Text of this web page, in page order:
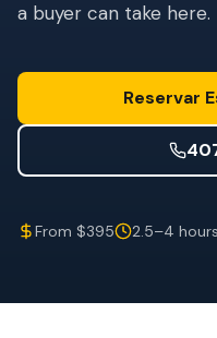
SERVICIOS
Mantenimiento Anual
Seguridad Post-
Imagen Térmica
Inspección de
a buyer can take here.
Reservar
From $395 2.5–4 hours